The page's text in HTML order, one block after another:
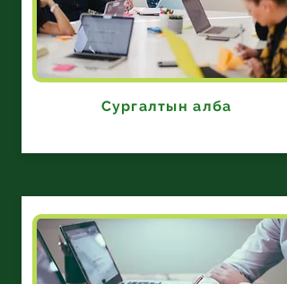
Сургалтын алба